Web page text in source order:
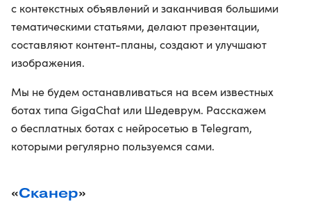
с контекстных объявлений и заканчивая большими
тематическими статьями, делают презентации,
составляют контент-планы, создают и улучшают
изображения.
Мы не будем останавливаться на всем известных
ботах типа GigaChat или Шедеврум. Расскажем
о бесплатных ботах с нейросетью в Telegram,
которыми регулярно пользуемся сами.
«Сканер»